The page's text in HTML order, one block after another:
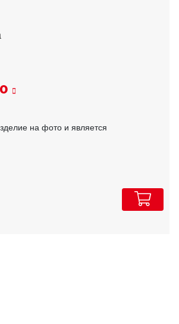
на фото и является